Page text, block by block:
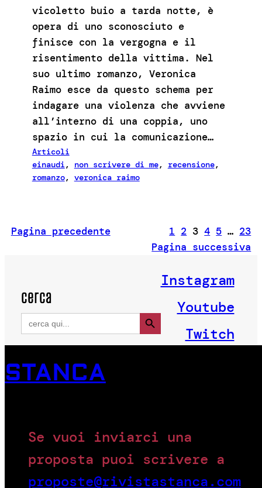
vicoletto buio a tarda notte, è
opera di uno sconosciuto e
finisce con la vergogna e il
risentimento della vittima. Nel
suo ultimo romanzo, Veronica
Raimo esce da questo schema per
indagare una violenza che avviene
all’interno di una coppia, uno
spazio in cui la comunicazione…
Articoli
einaudi , non scrivere di me, recensione
romanzo, veronica raimo
Pagina precedente 1 2 3 4 5 … 23
Pagina successiva
cerca
Search
for:
Search Button
Instagram
Youtube
Twitch
STANCA
Se vuoi inviarci una
proposta puoi scrivere a
proposte@rivistastanca.com